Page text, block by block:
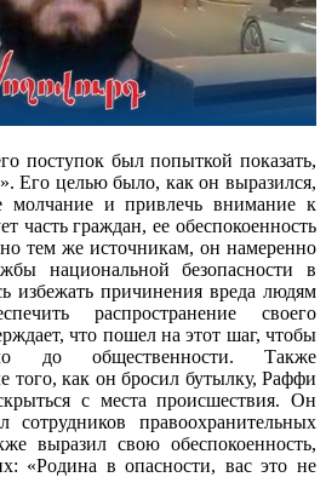
поступок был попыткой показать,
Его целью было, как он выразился,
молчание и привлечь внимание к
часть граждан, ее обеспокоенность
тем же источникам, он намеренно
национальной безопасности в
избежать причинения вреда людям
распространение своего
что пошел на этот шаг, чтобы
до общественности. Также
того, как он бросил бутылку, Раффи
с места происшествия. Он
правоохранительных
выразил свою обеспокоенность,
«Родина в опасности, вас это не